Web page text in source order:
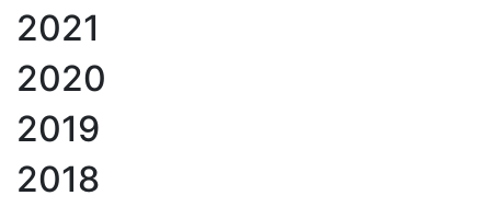
2021
2020
2019
2018